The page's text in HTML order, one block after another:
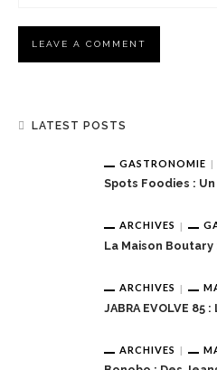
LATEST POSTS
GASTRONOMIE
Spots Foodies : Un
ARCHIVES
La Maison Boutary
ARCHIVES
JABRA EVOLVE 85 :
ARCHIVES